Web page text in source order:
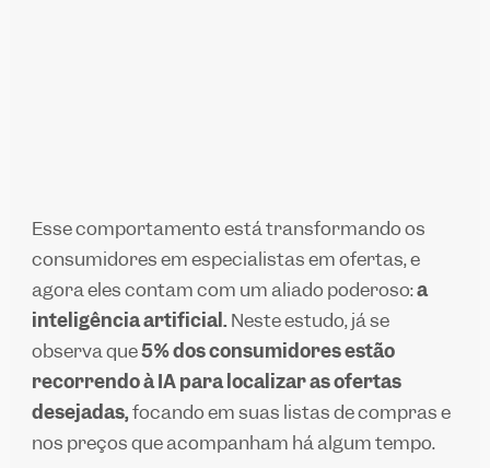
Esse comportamento está transformando os
consumidores em especialistas em ofertas, e
agora eles contam com um aliado poderoso:a
inteligência artificial. Neste estudo, já se
observa que5% dos consumidores estão
recorrendo à IA para localizar as ofertas
desejadas,focando em suas listas de compras e
nos preços que acompanham há algum tempo.